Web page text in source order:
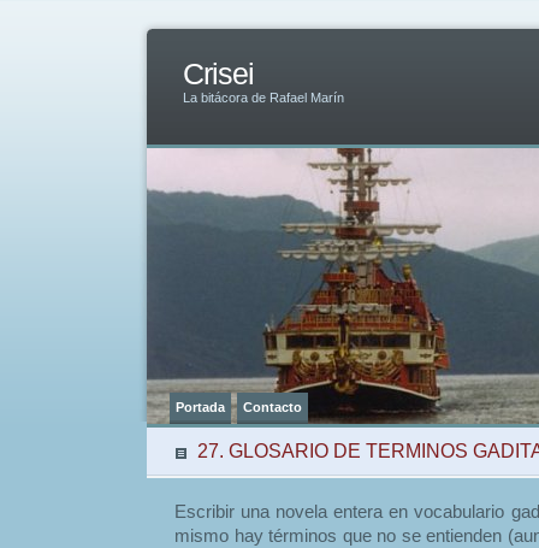
Crisei
La bitácora de Rafael Marín
Portada Contacto
27. GLOSARIO DE TERMINOS
Escribir una novela entera en vocabulario
mismo hay términos que no se entienden